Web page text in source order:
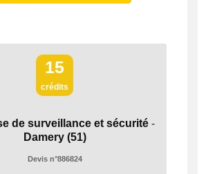
15
crédits
de surveillance et sécurité -
Damery (51)
Devis n°886824